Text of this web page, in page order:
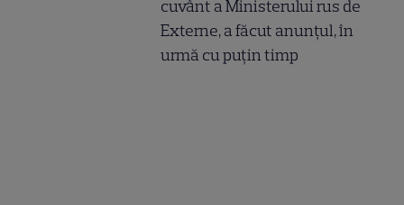
cuvânt a Ministerului rus de
Externe, a făcut anunțul, în
urmă cu puțin timp